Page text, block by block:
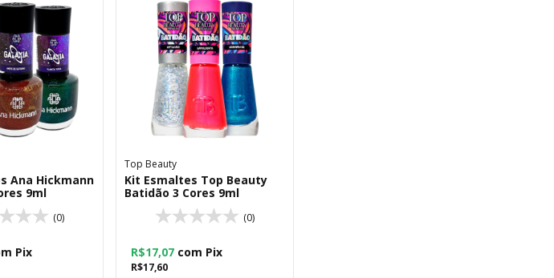
Ana Hickmann
9ml
(0)
Pix
Top Beauty
Kit Esmaltes Top Beauty
Batidão 3 Cores 9ml
(0)
R$17,60
R$17,07 com Pix